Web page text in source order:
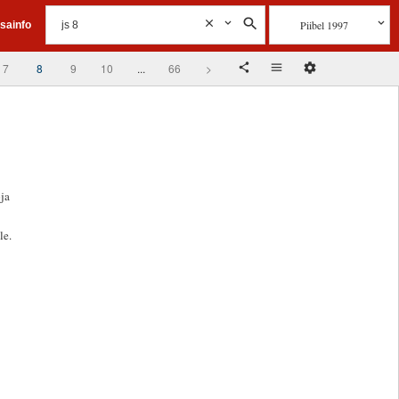
Piibel 1997
7 8 9 10 ... 66 >